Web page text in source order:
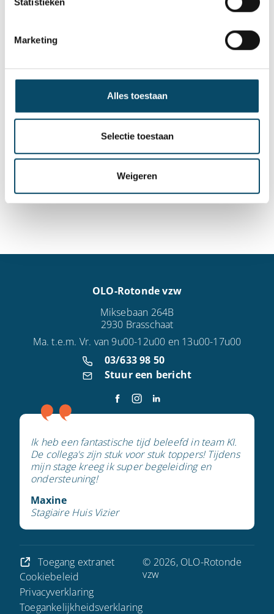
Marketing
Alles toestaan
Selectie toestaan
Weigeren
Kan ik mijn dagen en uren van de opvang
Worden er proefmomenten voorzien voor de
officiële start van mijn zoon/dochter?
Hoe kan ik een klacht indienen?
OLO-Rotonde vzw
Miksebaan 264B
2930 Brasschaat
Ma. t.e.m. Vr. van 9u00-12u00 en 13u00-17u00
03/633 98 50
Stuur een bericht
Ik heb een fantastische tijd beleefd in team KI.
De collega's zijn stuk voor stuk toppers! Tijdens
mijn stage kreeg ik super begeleiding en
ondersteuning!
Maxine
Stagiaire Huis Vizier
Toegang extranet
Cookiebeleid
Privacyverklaring
Toegankelijkheidsverklaring
© 2026, OLO-Rotonde
vzw